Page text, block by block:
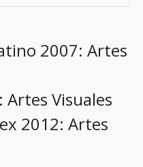
2007: Artes
Artes Visuales
2012: Artes